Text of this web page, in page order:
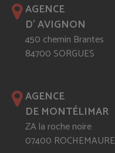
AGENCE
D' AVIGNON
450 chemin Brantes
84700 SORGUES
AGENCE
DE MONTÉLIMAR
ZA la roche noire
07400 ROCHEMAURE